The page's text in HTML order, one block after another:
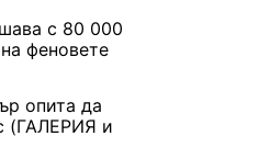
с 80 000
феновете
опита да
(ГАЛЕРИЯ и